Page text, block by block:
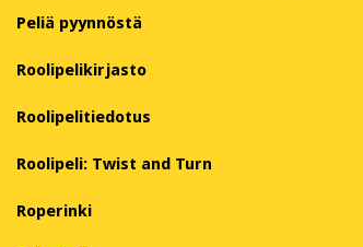
Peliä pyynnöstä
Roolipelikirjasto
Roolipelitiedotus
Roolipeli: Twist and Turn
Roperinki